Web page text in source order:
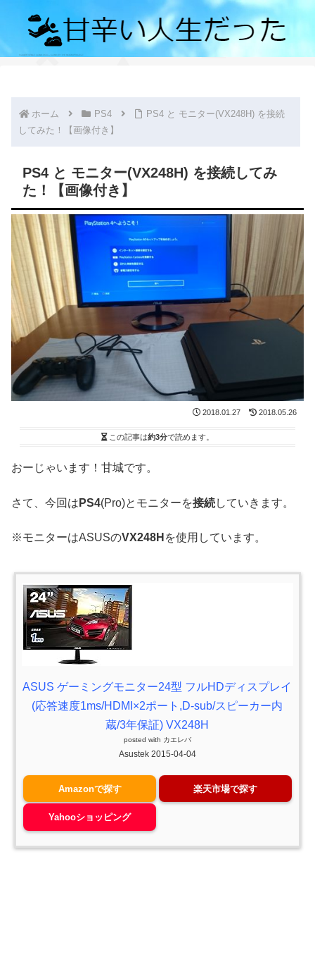
ホーム PS4
PS4 と モニター(VX248H) を接続
してみた！【画像付き】
PS4 と モニター(VX248H) を接続してみ
た！【画像付き】
2018.01.27 2018.05.26
この記事は約3分で読めます。
おーじゃいます！甘城です。
さて、今回は PS4(Pro)とモニターを接続していきます。
※モニターはASUSのVX248H を使用しています。
ASUS ゲーミングモニター24型 フルHDディスプレイ
(応答速度1ms/HDMI×2ポート,D-sub/スピーカー内
蔵/3年保証) VX248H
posted with カエレバ
Asustek 2015-04-04
Amazon 楽天市場
Yahooショッピング